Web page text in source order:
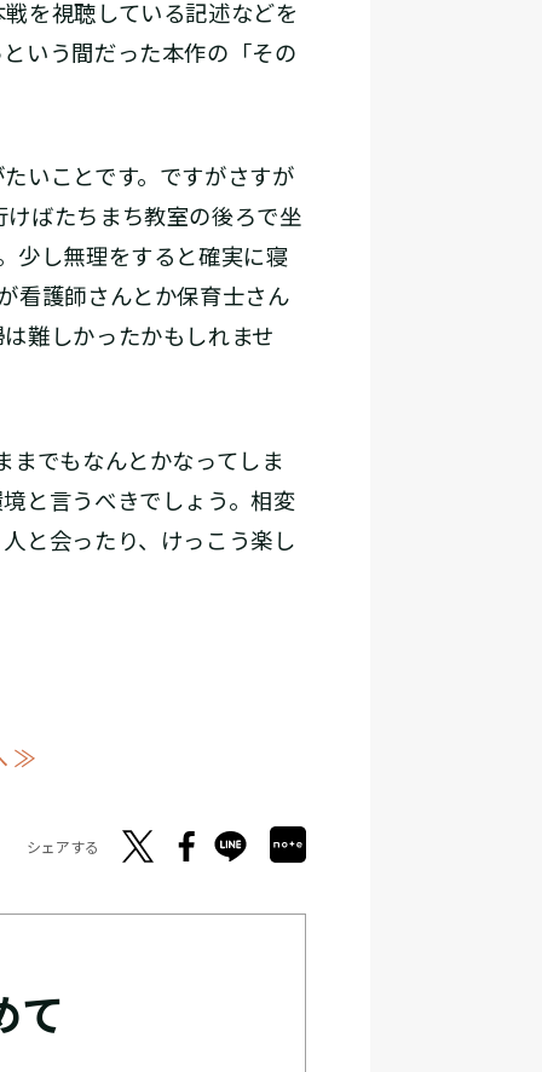
を視聴している記述などを
いう間だった本作の「その
いことです。ですがさすが
ばたちまち教室の後ろで坐
少し無理をすると確実に寝
看護師さんとか保育士さん
難しかったかもしれませ
でもなんとかなってしま
と言うべきでしょう。相変
と会ったり、けっこう楽し
≫
シェアする
て